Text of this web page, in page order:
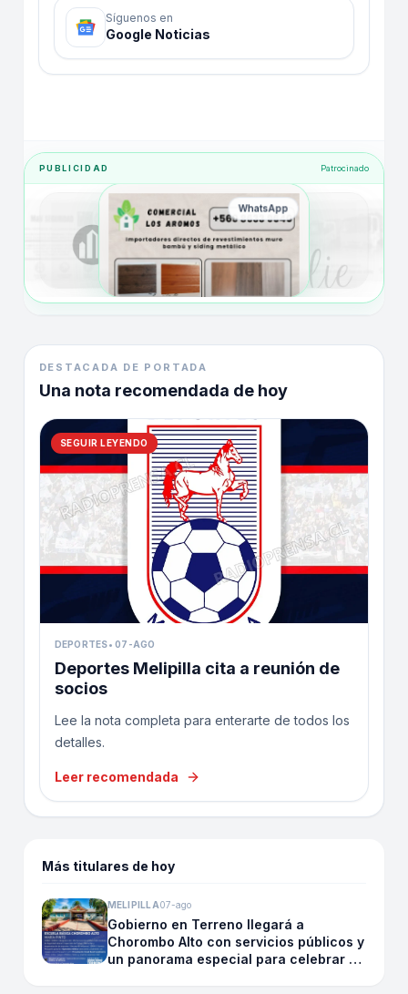
Síguenos en
Google Noticias
PUBLICIDAD Patrocinado
WhatsApp
DESTACADA DE PORTADA
Una nota recomendada de hoy
SEGUIR LEYENDO
DEPORTES•07-AGO
Deportes Melipilla cita a reunión de
socios
Lee la nota completa para enterarte de todos los
detalles.
Leer recomendada
Más titulares de hoy
MELIPILLA07-ago
Gobierno en Terreno llegará a
Chorombo Alto con servicios públicos y
un panorama especial para celebrar el